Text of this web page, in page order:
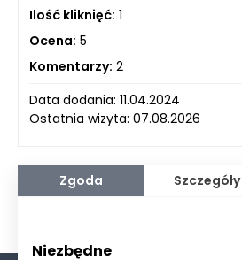
Ilość kliknięć: 1
Ocena: 5
Komentarzy: 2
Data dodania: 11.04.2024
Ostatnia wizyta: 07.08.2026
Zgoda Szczegóły
Niezbędne